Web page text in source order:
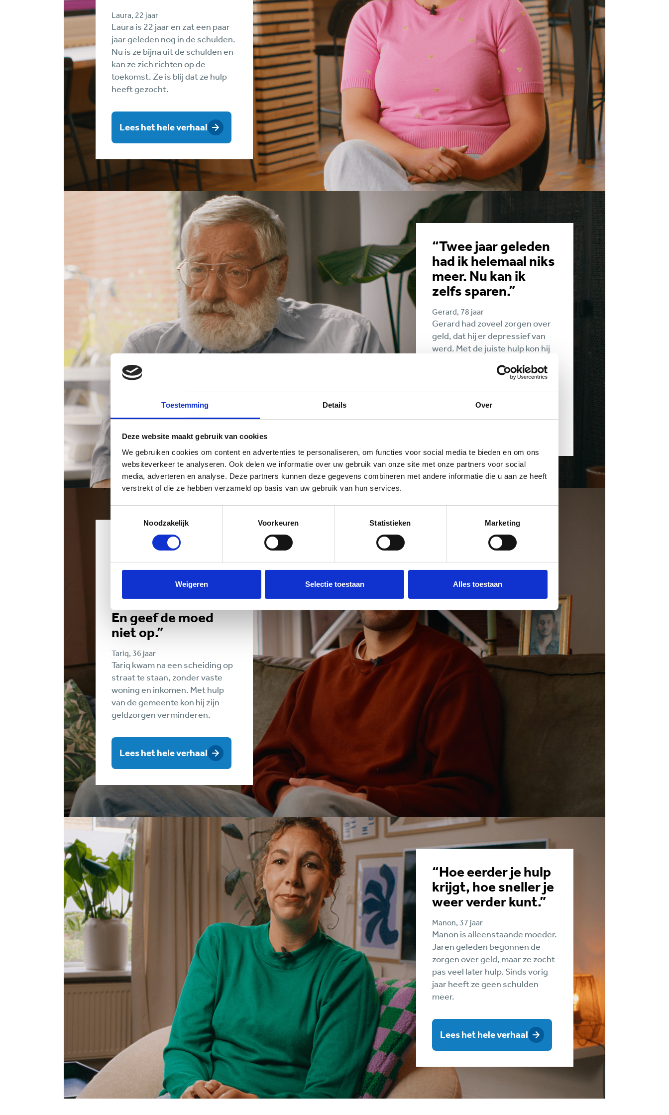
Toestemming Details Over
Deze website maakt gebruik van cookies
We gebruiken cookies om content en advertenties te personaliseren, om functies voor social media te bieden en om ons
websiteverkeer te analyseren. Ook delen we informatie over uw gebruik van onze site met onze partners voor social
media, adverteren en analyse. Deze partners kunnen deze gegevens combineren met andere informatie die u aan ze heeft
verstrekt of die ze hebben verzameld op basis van uw gebruik van hun services.
Noodzakelijk
Voorkeuren Statistieken Marketing
Weigeren Selectie toestaan Alles toestaan
Laura, 22 jaar
Laura is 22 jaar en zat een paar
jaar geleden nog in de schulden.
Nu is ze bijna uit de schulden en
kan ze zich richten op de
toekomst. Ze is blij dat ze hulp
heeft gezocht.
Lees het hele verhaal
“Twee jaar geleden
had ik helemaal niks
meer. Nu kan ik
zelfs sparen.”
Gerard, 78 jaar
Gerard had zoveel zorgen over
geld, dat hij er depressief van
werd. Met de juiste hulp kon hij
zijn schulden. Het leven voelt
“Twijfel niet en
zoek hulp als je
rekeningen niet
kunt betalen. Hoe
eerder, hoe beter.
En geef de moed
niet op.”
Tariq, 36 jaar
Tariq kwam na een scheiding op
straat te staan, zonder vaste
woning en inkomen. Met hulp
van de gemeente kon hij zijn
geldzorgen verminderen.
Lees het hele verhaal
“Hoe eerder je hulp
krijgt, hoe sneller je
weer verder kunt.”
Manon, 37 jaar
Manon is alleenstaande moeder.
Jaren geleden begonnen de
zorgen over geld, maar ze zocht
pas veel later hulp. Sinds vorig
jaar heeft ze geen schulden
meer.
Lees het hele verhaal